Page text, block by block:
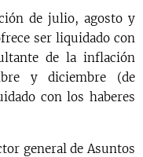
de julio, agosto y
ser liquidado con
de la inflación
y diciembre (de
con los haberes
general de Asuntos